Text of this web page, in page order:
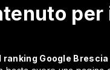
Google Brescia